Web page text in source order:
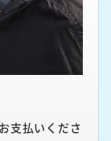
支払いくださ